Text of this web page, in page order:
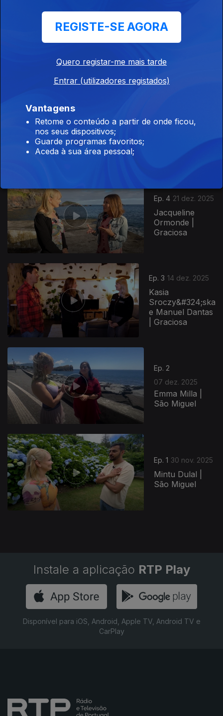
Ep. 6
Elisangela
Graciosa
28 dez. 2025
Ep. 4 21 dez. 2025
Jacqueline
Ormonde |
Graciosa
Ep. 3 14 dez. 2025
Kasia
Sroczy&#324;ska
e Manuel Dantas
| Graciosa
Ep. 2
07 dez. 2025
Emma Milla |
São Miguel
Ep. 1 30 nov. 2025
Mintu Dulal |
São Miguel
893192
Instale a aplicação RTP Play
Disponível para iOS, Android, Apple TV, Android TV e
CarPlay
REGISTE-SE AGORA
Quero registar-me mais tarde
Entrar (utilizadores registados)
Vantagens
Retome o conteúdo a partir de onde ficou,
nos seus dispositivos;
Guarde programas favoritos;
Aceda à sua área pessoal;